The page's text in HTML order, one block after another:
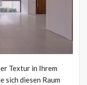
Textur in Ihrem
sich diesen Raum